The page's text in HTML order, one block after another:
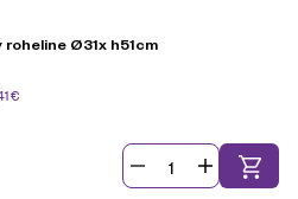
roheline Ø31x h51cm
€